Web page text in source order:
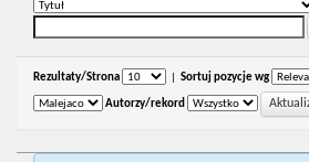
Rezultaty/Strona Sortuj pozycje wg
Autorzy/rekord